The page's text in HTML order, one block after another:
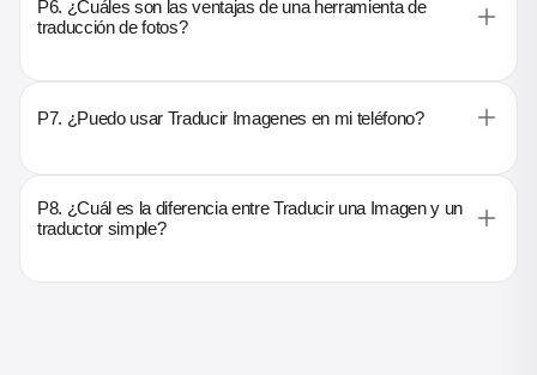
P6. ¿Cuáles son las ventajas de una herramienta de
traducción de fotos?
P7. ¿Puedo usar Traducir Imagenes en mi teléfono?
P8. ¿Cuál es la diferencia entre Traducir una Imagen y un
traductor simple?